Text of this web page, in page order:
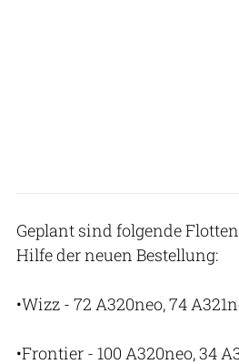
Geplant sind folgende
Hilfe der neuen Bestellung:
•Wizz - 72 A320neo, 74
•Frontier - 100 A320neo, 34